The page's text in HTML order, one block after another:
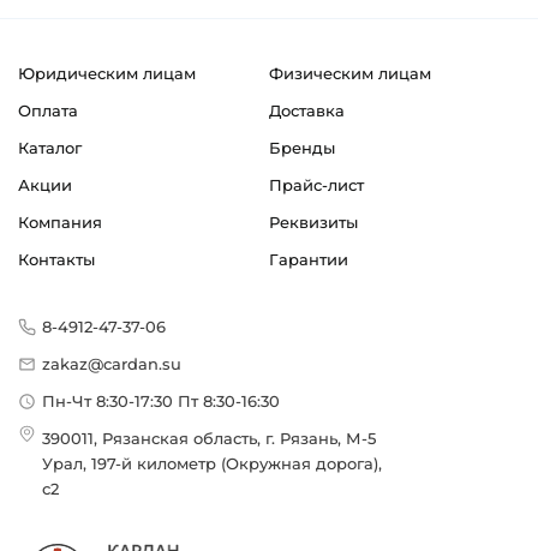
Страна происхождения:
Юридическим лицам
Физическим лицам
Оплата
Доставка
Каталог
Бренды
Акции
Прайс-лист
Компания
Реквизиты
Контакты
Гарантии
8-4912-47-37-06
zakaz@cardan.su
Пн-Чт 8:30-17:30 Пт 8:30-16:30
390011, Рязанская область, г. Рязань, М-5
Урал, 197-й километр (Окружная дорога),
с2